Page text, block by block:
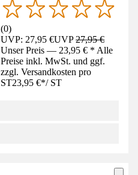
(0)
UVP: 27,95 €UVP27,95 €
Unser Preis — 23,95 € * Alle
Preise inkl. MwSt. und ggf.
zzgl. Versandkosten pro
ST23,95 €*/ ST